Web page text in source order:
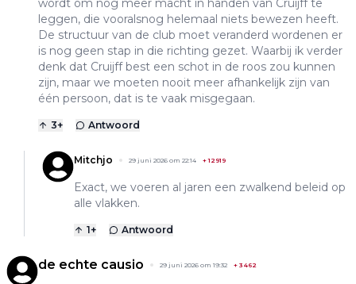
wordt om nog meer macht in handen van Cruijff te
leggen, die vooralsnog helemaal niets bewezen heeft.
De structuur van de club moet veranderd wordenen er
is nog geen stap in die richting gezet. Waarbij ik verder
denk dat Cruijff best een schot in de roos zou kunnen
zijn, maar we moeten nooit meer afhankelijk zijn van
één persoon, dat is te vaak misgegaan.
3+ Antwoord
Mitchjo 29 juni 2026 om 22:14 +12919
Exact, we voeren al jaren een zwalkend beleid op
alle vlakken.
1+ Antwoord
de echte causio 29 juni 2026 om 19:32 + 3462